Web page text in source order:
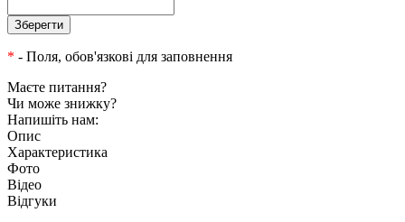
* - Поля, обов'язкові для заповнення
Маєте питання?
Чи може знижку?
Напишіть нам:
Опис
Характеристика
Фото
Відео
Відгуки